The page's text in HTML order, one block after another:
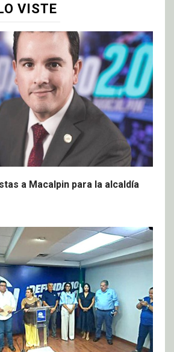
VISTE
a Macalpin para la alcaldía